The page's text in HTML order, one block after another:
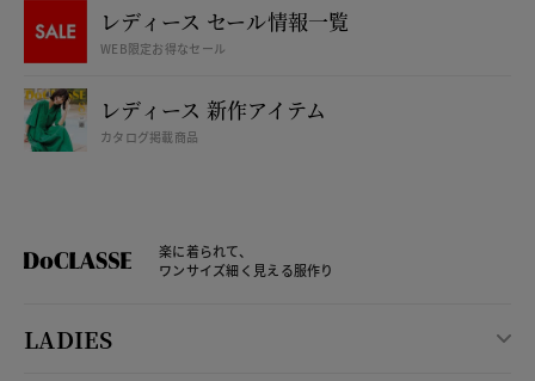
レディース セール情報一覧
WEB限定お得なセール
レディース 新作アイテム
カタログ掲載商品
楽に着られて、
ワンサイズ細く見える服作り
LADIES